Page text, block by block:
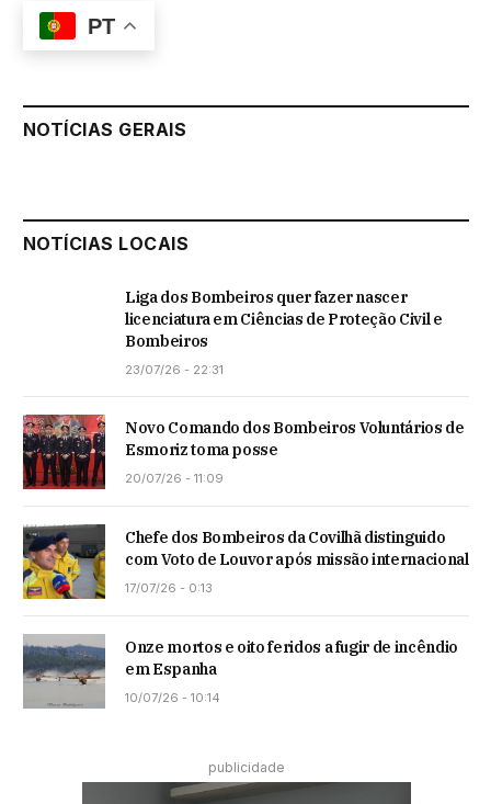
PT
NOTÍCIAS GERAIS
NOTÍCIAS LOCAIS
Liga dos Bombeiros quer fazer nascer
licenciatura em Ciências de Proteção Civil e
Bombeiros
23/07/26 - 22:31
Novo Comando dos Bombeiros Voluntários de
Esmoriz toma posse
20/07/26 - 11:09
Chefe dos Bombeiros da Covilhã distinguido
com Voto de Louvor após missão internacional
17/07/26 - 0:13
Onze mortos e oito feridos a fugir de incêndio
em Espanha
10/07/26 - 10:14
publicidade